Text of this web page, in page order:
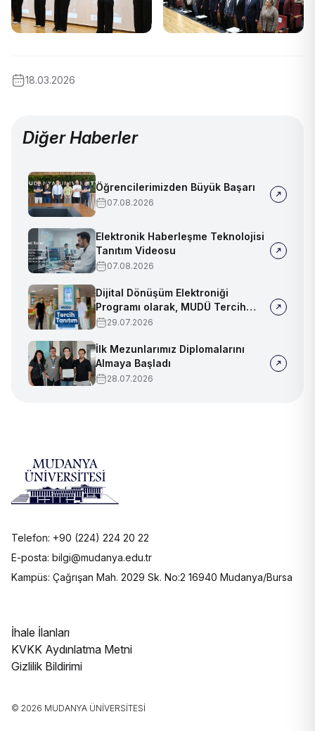
18.03.2026
Diğer Haberler
Öğrencilerimizden Büyük Başarı
07.08.2026
Elektronik Haberleşme Teknolojisi
Tanıtım Videosu
07.08.2026
Dijital Dönüşüm Elektroniği
Programı olarak, MUDÜ Tercih
Tanıtım Günleri'nde biz de
29.07.2026
İlk Mezunlarımız Diplomalarını
Almaya Başladı
28.07.2026
Telefon: +90 (224) 224 20 22
E-posta: bilgi@mudanya.edu.tr
Kampüs: Çağrışan Mah. 2029 Sk. No:2 16940 Mudanya/Bursa
İhale İlanları
KVKK Aydınlatma Metni
Gizlilik Bildirimi
© 2026 MUDANYA ÜNIVERSITESI